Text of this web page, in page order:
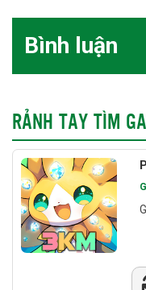
Bình luận
RẢNH TAY TÌM